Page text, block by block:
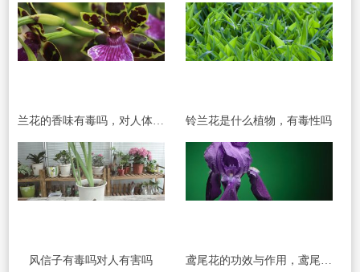
兰花的香味有毒吗，对人体有害吗 铃兰花是什么植物，有毒性吗
风信子有毒吗对人有害吗